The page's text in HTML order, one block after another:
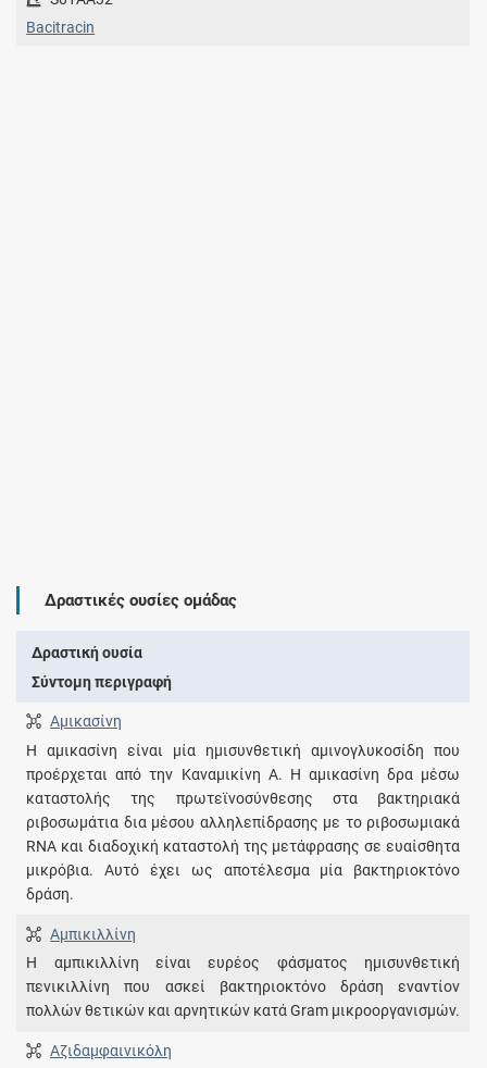
Bacitracin
Δραστικές ουσίες ομάδας
Δραστική ουσία
Σύντομη περιγραφή
Αμικασίνη
Η αμικασίνη είναι μία ημισυνθετική αμινογλυκοσίδη που
προέρχεται από την Καναμικίνη Α. Η αμικασίνη δρα μέσω
καταστολής της πρωτεϊνοσύνθεσης στα βακτηριακά
ριβοσωμάτια δια μέσου αλληλεπίδρασης με το ριβοσωμιακά
RNA και διαδοχική καταστολή της μετάφρασης σε ευαίσθητα
μικρόβια. Αυτό έχει ως αποτέλεσμα μία βακτηριοκτόνο
δράση.
Αμπικιλλίνη
Η αμπικιλλίνη είναι ευρέος φάσματος ημισυνθετική
πενικιλλίνη που ασκεί βακτηριοκτόνο δράση εναντίον
πολλών θετικών και αρνητικών κατά Gram μικροοργανισμών.
Αζιδαμφαινικόλη